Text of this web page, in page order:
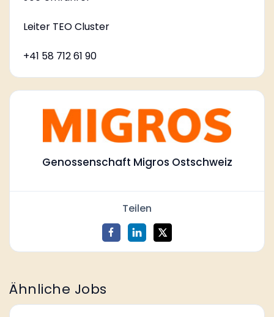
Leiter TEO Cluster
+41 58 712 61 90
Genossenschaft Migros Ostschweiz
Teilen
Ähnliche Jobs